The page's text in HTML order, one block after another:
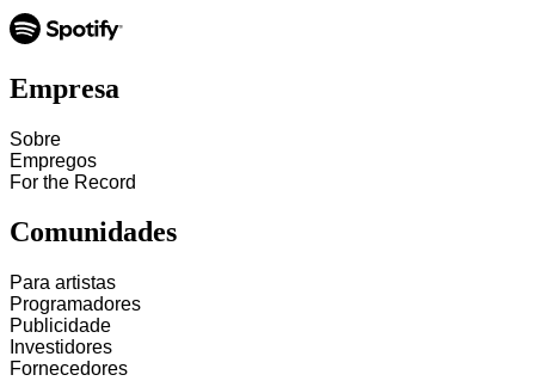
Empresa
Sobre
Empregos
For the Record
Comunidades
Para artistas
Programadores
Publicidade
Investidores
Fornecedores